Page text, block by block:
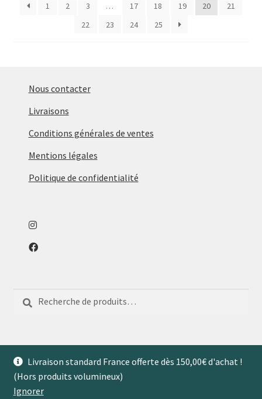
Livraison standard France offerte dès 150,00€ d'achat !
(Hors produits volumineux)
Ignorer
1
2 3 … 17 18 19 20
21
22
23 24 25
Nous contacter
Livraisons
Conditions générales de ventes
Mentions légales
Politique de confidentialité
pour :
© Aventures de Maison 2026